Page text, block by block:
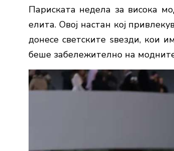
Париската недела за висока
елита. Овој настан кој
донесе светските ѕвезди, кои
беше забележително на